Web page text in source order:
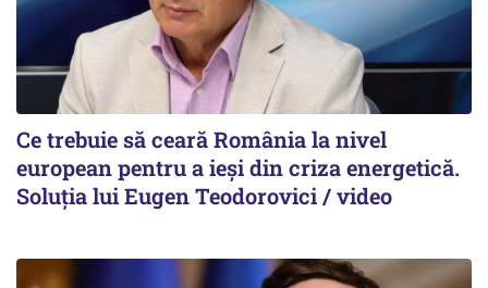
Ce trebuie să ceară România la nivel
european pentru a ieși din criza energetică.
Soluția lui Eugen Teodorovici / video